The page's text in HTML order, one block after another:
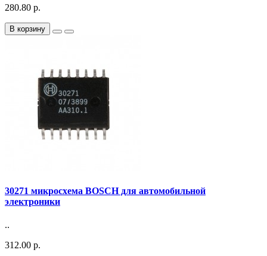
280.80 р.
В корзину
30271 микросхема BOSCH для автомобильной
электроники
..
312.00 р.